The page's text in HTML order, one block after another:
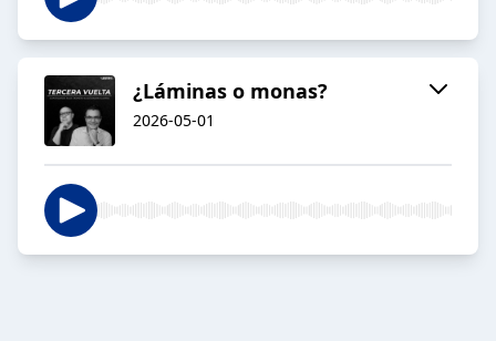
¿Láminas o monas?
2026-05-01